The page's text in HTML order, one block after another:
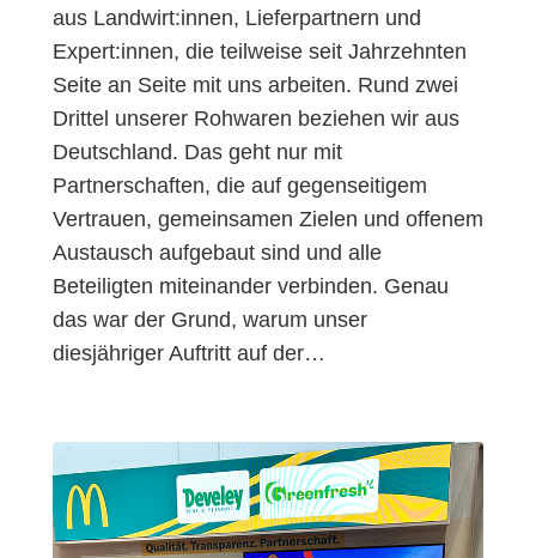
aus Landwirt:innen, Lieferpartnern und
Expert:innen, die teilweise seit Jahrzehnten
Seite an Seite mit uns arbeiten. Rund zwei
Drittel unserer Rohwaren beziehen wir aus
Deutschland. Das geht nur mit
Partnerschaften, die auf gegenseitigem
Vertrauen, gemeinsamen Zielen und offenem
Austausch aufgebaut sind und alle
Beteiligten miteinander verbinden. Genau
das war der Grund, warum unser
diesjähriger Auftritt auf der…